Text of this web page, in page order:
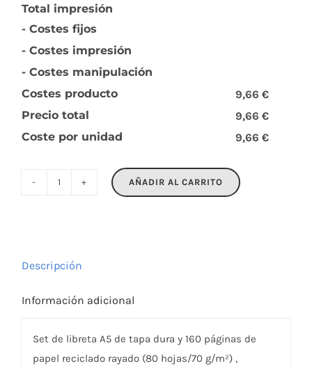
Total impresión
- Costes fijos
- Costes impresión
- Costes manipulación
Costes producto
9,66 €
Precio total
9,66 €
Coste por unidad
9,66 €
AÑADIR AL CARRITO
Descripción
Información adicional
Set de libreta A5 de tapa dura y 160 páginas de
papel reciclado rayado (80 hojas/70 g/m²) ,